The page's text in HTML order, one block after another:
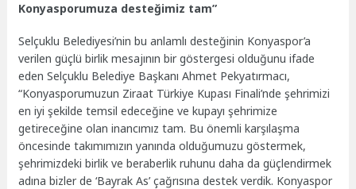
Konyasporumuza desteğimiz tam”
Selçuklu Belediyesi’nin bu anlamlı desteğinin Konyaspor’a
verilen güçlü birlik mesajının bir göstergesi olduğunu ifade
eden Selçuklu Belediye Başkanı Ahmet Pekyatırmacı,
“Konyasporumuzun Ziraat Türkiye Kupası Finali’nde şehrimizi
en iyi şekilde temsil edeceğine ve kupayı şehrimize
getireceğine olan inancımız tam. Bu önemli karşılaşma
öncesinde takımımızın yanında olduğumuzu göstermek,
şehrimizdeki birlik ve beraberlik ruhunu daha da güçlendirmek
adına bizler de ‘Bayrak As’ çağrısına destek verdik. Konyaspor